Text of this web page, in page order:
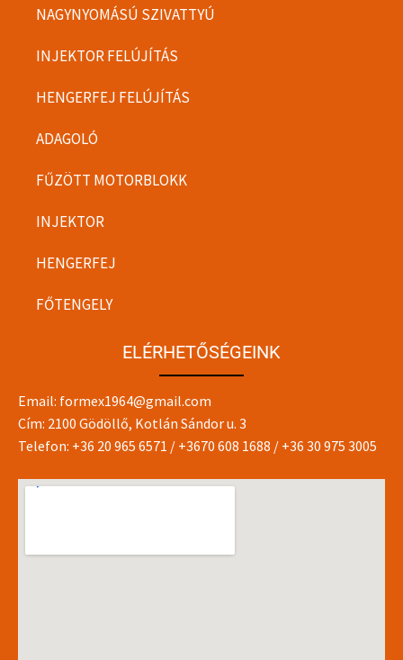
NAGYNYOMÁSÚ SZIVATTYÚ
INJEKTOR FELÚJÍTÁS
HENGERFEJ FELÚJÍTÁS
ADAGOLÓ
FŰZÖTT MOTORBLOKK
INJEKTOR
HENGERFEJ
FŐTENGELY
ELÉRHETŐSÉGEINK
Email: formex1964@gmail.com
Cím: 2100 Gödöllő, Kotlán Sándor u. 3
Telefon: +36 20 965 6571 / +3670 608 1688 / +36 30 975 3005